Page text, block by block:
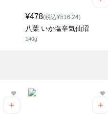
¥478(税込¥516.24)
八葉 いか塩辛気仙沼
140g